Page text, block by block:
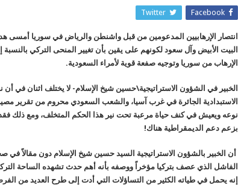
Facebook
Twitter
انتصار الإرهابيين المدعومين من قبل واشنطن والرياض في سوريا أمسى
البيت الأبيض وآل سعود لكونهم على يقين بأن تغيير المنحى التركي
الإرهاب من سوريا وتوجيه صفعة قوية لأمراء السعودية.
الخبير في الشؤون الاستراتيجية\حسين شيخ الإسلام- لا يختلف اثنان في
الاستبدادية الجائرة في غرب آسيا، والشعب السعودي محروم من تقرير
نوعه ويعيش في كنف حياة مرعبة تحت نير هذا الحكم المتخلف، ومع ذلك فقد
بزعم دعم الديمقراطية هناك!
أن الخبير بالشؤون الاستراتيجية السيد حسين شيخ الإسلام دون مقالاً
الفاشل الذي عصف بتركيا مؤخراً ووصفه بأنه أهم حدث تشهده الساحة
إنه يحمل في طياته الكثير من التساؤلات التي أدت إلى طرح العديد من